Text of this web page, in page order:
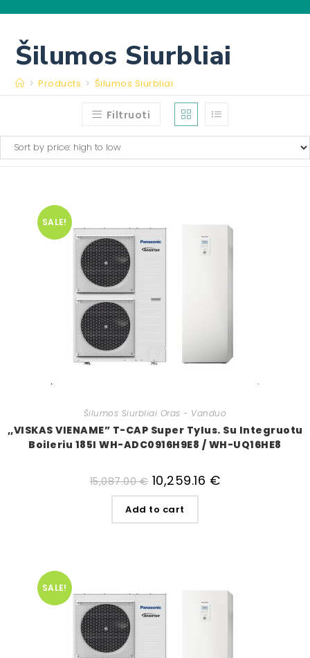
Šilumos Siurbliai
> Products > Šilumos Siurbliai
Filtruoti
SALE!
Šilumos Siurbliai Oras - Vanduo
,,VISKAS VIENAME” T-CAP Super Tylus. Su Integruotu
Boileriu 185l WH-ADC0916H9E8 / WH-UQ16HE8
15,087.00€ 10,259.16 €
Add to cart
SALE!